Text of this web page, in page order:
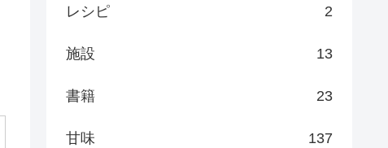
レシピ 2
施設 13
書籍 23
甘味 137